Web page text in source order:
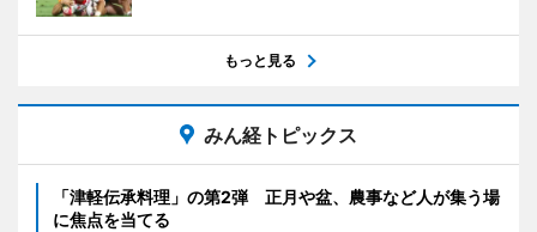
もっと見る
みん経トピックス
「津軽伝承料理」の第2弾 正月や盆、農事など人が集う場
に焦点を当てる